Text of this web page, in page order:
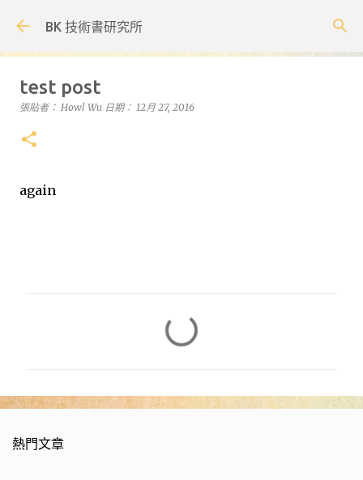
BK 技術書研究所
test post
張貼者： Howl Wu 日期： 12月 27, 2016
again
熱門文章